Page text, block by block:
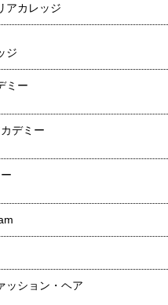
アカレッジ
ジ
ミー
デミー
ッション・ヘア